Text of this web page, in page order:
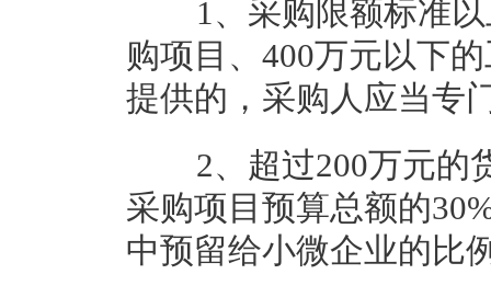
1、采购限额标准以
购项目、400万元以下
提供的，采购人应当专
2、超过200万元的
采购项目预算总额的
中预留给小微企业的比